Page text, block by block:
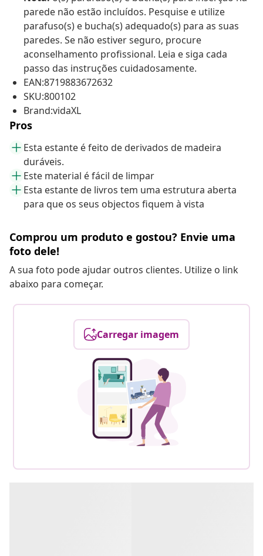
parede não estão incluídos. Pesquise e utilize
parafuso(s) e bucha(s) adequado(s) para as suas
paredes. Se não estiver seguro, procure
aconselhamento profissional. Leia e siga cada
passo das instruções cuidadosamente.
EAN:8719883672632
SKU:800102
Brand:vidaXL
Pros
Esta estante é feito de derivados de madeira
duráveis.
Este material é fácil de limpar
Esta estante de livros tem uma estrutura aberta
para que os seus objectos fiquem à vista
Comprou um produto e gostou? Envie uma
foto dele!
A sua foto pode ajudar outros clientes. Utilize o link
abaixo para começar.
Carregar imagem